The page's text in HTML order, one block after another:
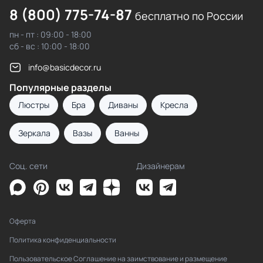
8 (800) 775-74-87 бесплатно по России
пн - пт : 09:00 - 18:00
сб - вс : 10:00 - 18:00
info@basicdecor.ru
Популярные разделы
Люстры Бра Диваны Кресла
Зеркала Вазы Ванны
Соц. сети Дизайнерам
Оферта
Политика конфиденциальности
Пользовательское Соглашение на заимствование и размещение